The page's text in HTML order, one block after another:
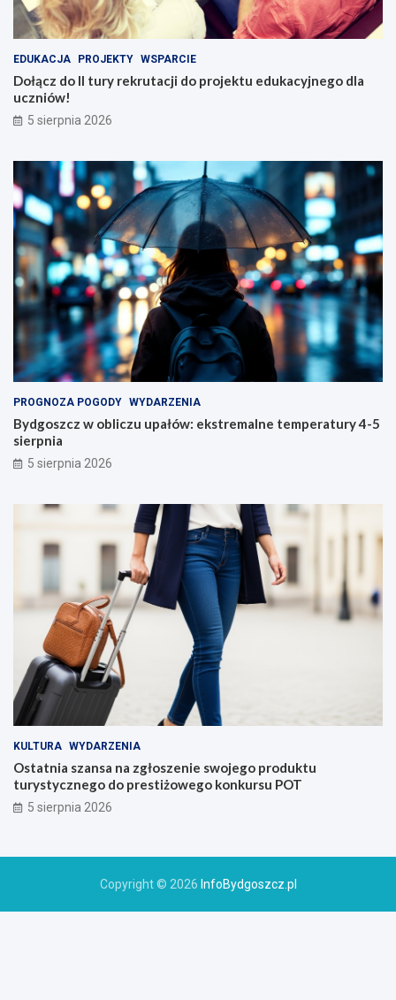
EDUKACJA PROJEKTY WSPARCIE
Dołącz do II tury rekrutacji do projektu edukacyjnego dla
uczniów!
5 sierpnia 2026
PROGNOZA POGODY WYDARZENIA
Bydgoszcz w obliczu upałów: ekstremalne temperatury 4-5
sierpnia
5 sierpnia 2026
KULTURA WYDARZENIA
Ostatnia szansa na zgłoszenie swojego produktu
turystycznego do prestiżowego konkursu POT
5 sierpnia 2026
Copyright © 2026 InfoBydgoszcz.pl